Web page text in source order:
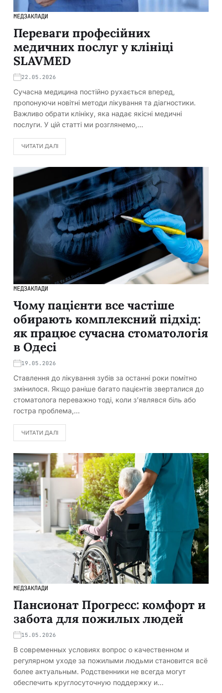
МЕДЗАКЛАДИ
Переваги професійних
медичних послуг у клініці
SLAVMED
22.05.2026
Сучасна медицина постійно рухається вперед,
пропонуючи новітні методи лікування та діагностики.
Важливо обрати клініку, яка надає якісні медичні
послуги. У цій статті ми розглянемо,…
ЧИТАТИ ДАЛІ
МЕДЗАКЛАДИ
Чому пацієнти все частіше
обирають комплексний підхід:
як працює сучасна стоматологія
в Одесі
19.05.2026
Ставлення до лікування зубів за останні роки помітно
змінилося. Якщо раніше багато пацієнтів зверталися до
стоматолога переважно тоді, коли з’являвся біль або
гостра проблема,…
ЧИТАТИ ДАЛІ
МЕДЗАКЛАДИ
Пансионат Прогресс: комфорт и
забота для пожилых людей
15.05.2026
В современных условиях вопрос о качественном и
регулярном уходе за пожилыми людьми становится всё
более актуальным. Родственники не всегда могут
обеспечить круглосуточную поддержку и…